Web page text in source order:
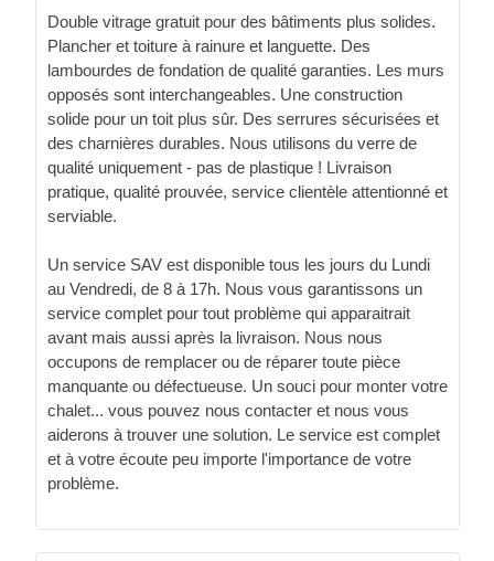
Double vitrage gratuit pour des bâtiments plus solides.
Plancher et toiture à rainure et languette. Des
lambourdes de fondation de qualité garanties. Les murs
opposés sont interchangeables. Une construction
solide pour un toit plus sûr. Des serrures sécurisées et
des charnières durables. Nous utilisons du verre de
qualité uniquement - pas de plastique ! Livraison
pratique, qualité prouvée, service clientèle attentionné et
serviable.
Un service SAV est disponible tous les jours du Lundi
au Vendredi, de 8 à 17h. Nous vous garantissons un
service complet pour tout problème qui apparaitrait
avant mais aussi après la livraison. Nous nous
occupons de remplacer ou de réparer toute pièce
manquante ou défectueuse. Un souci pour monter votre
chalet... vous pouvez nous contacter et nous vous
aiderons à trouver une solution. Le service est complet
et à votre écoute peu importe l'importance de votre
problème.